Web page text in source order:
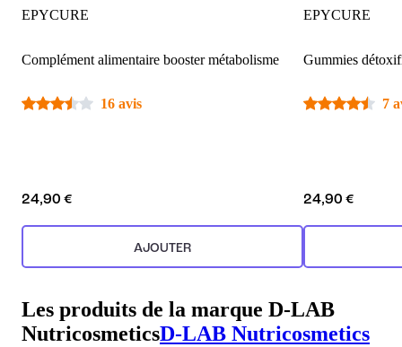
EPYCURE
Complément alimentaire booster métabolisme
16 avis
24,90 €
AJOUTER
EPYCURE
Gummies
7
24,90 €
Les produits de la marque D-LAB
NutricosmeticsD-LAB Nutricosmetics